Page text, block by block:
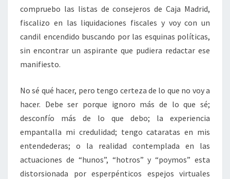
compruebo las listas de consejeros de Caja Madrid,
fiscalizo en las liquidaciones fiscales y voy con un
candil encendido buscando por las esquinas políticas,
sin encontrar un aspirante que pudiera redactar ese
manifiesto.
No sé qué hacer, pero tengo certeza de lo que no voy a
hacer. Debe ser porque ignoro más de lo que sé;
desconfío más de lo que debo; la experiencia
empantalla mi credulidad; tengo cataratas en mis
entendederas; o la realidad contemplada en las
actuaciones de “hunos”, “hotros” y “poymos” esta
distorsionada por esperpénticos espejos virtuales